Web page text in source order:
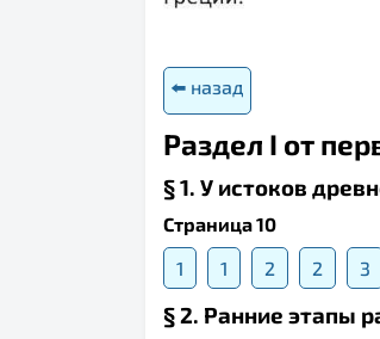
⬅️ назад
Раздел I от
§ 1. У истоков
Страница 10
1
1 2 2 3
§ 2. Ранние этапы